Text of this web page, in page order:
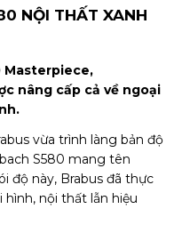
NỘI THẤT XANH
Masterpiece,
nâng cấp cả về ngoại
vừa trình làng bản độ
S580 mang tên
độ này, Brabus đã thực
nội thất lẫn hiệu